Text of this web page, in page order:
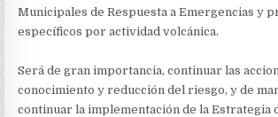
Municipales de Respuesta a Emergencias y
específicos por actividad volcánica.
Será de gran importancia, continuar las
conocimiento y reducción del riesgo, y de
continuar la implementación de la Estrategia